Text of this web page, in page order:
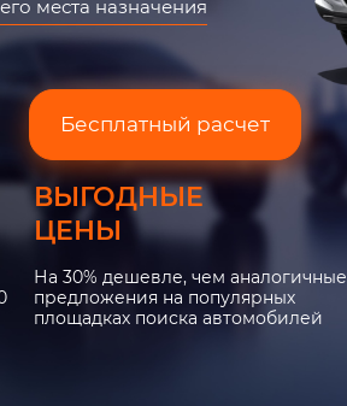
места назначения
Бесплатный расчет
ВЫГОДНЫЕ
ЦЕНЫ
На 30% дешевле, чем аналогичные
предложения на популярных
площадках поиска автомобилей